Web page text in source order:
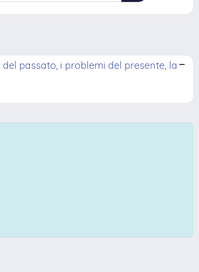
passato, i problemi del presente, la